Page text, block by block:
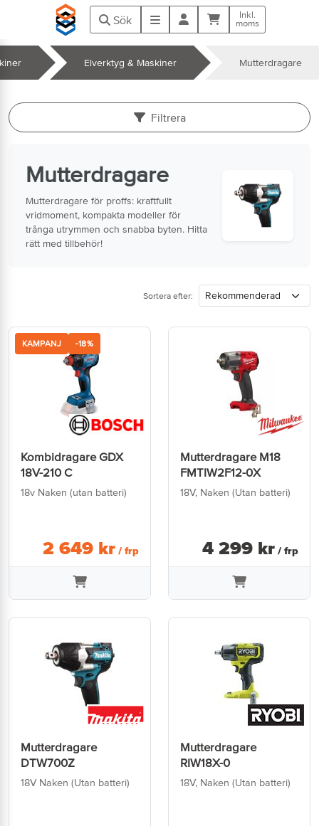
Hoppa till huvudinnehåll
Sök Meny Kundvagn
Inkl.
moms
Elverktyg & Maskiner Mutterdragare
Filtrera
Mutterdragare
Mutterdragare för proffs: kraftfullt
vridmoment, kompakta modeller för
trånga utrymmen och snabba byten. Hitta
rätt med tillbehör!
Sortera efter:
KAMPANJ -18%
Kombidragare GDX
18V-210 C
18v Naken (utan batteri)
2 649 kr / frp
Mutterdragare M18
FMTIW2F12-0X
18V, Naken (Utan batteri)
4 299 kr / frp
Mutterdragare
DTW700Z
18V Naken (Utan batteri)
Mutterdragare
RIW18X-0
18V, Naken (Utan batteri)